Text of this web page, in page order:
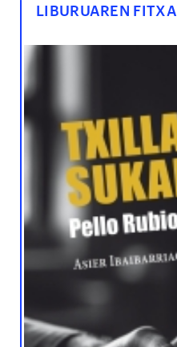
LIBURUAREN FITXA